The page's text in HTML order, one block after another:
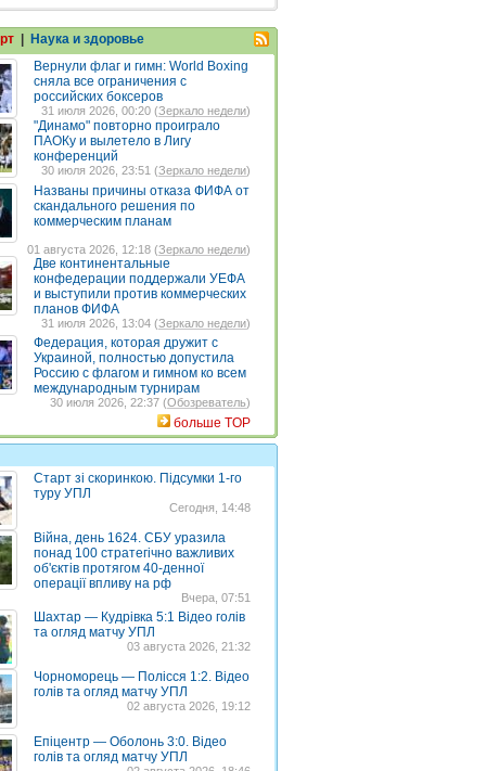
Наука и здоровье
Вернули флаг и гимн: World Boxing
сняла все ограничения с
российских боксеров
31 июля 2026, 00:20 (Зеркало недели)
"Динамо" повторно проиграло
ПАОКу и вылетело в Лигу
конференций
30 июля 2026, 23:51 (Зеркало недели)
Названы причины отказа ФИФА от
скандального решения по
коммерческим планам
01 августа 2026, 12:18 (Зеркало недели)
Две континентальные
конфедерации поддержали УЕФА
и выступили против коммерческих
планов ФИФА
31 июля 2026, 13:04 (Зеркало недели)
Федерация, которая дружит с
Украиной, полностью допустила
Россию с флагом и гимном ко всем
международным турнирам
30 июля 2026, 22:37 (Обозреватель)
больше TOP
Старт зі скоринкою. Підсумки 1-го
туру УПЛ
Сегодня, 14:48
Війна, день 1624. СБУ уразила
понад 100 стратегічно важливих
об'єктів протягом 40-денної
операції впливу на рф
Вчера, 07:51
Шахтар — Кудрівка 5:1 Відео голів
та огляд матчу УПЛ
03 августа 2026, 21:32
Чорноморець — Полісся 1:2. Відео
голів та огляд матчу УПЛ
02 августа 2026, 19:12
Епіцентр — Оболонь 3:0. Відео
голів та огляд матчу УПЛ